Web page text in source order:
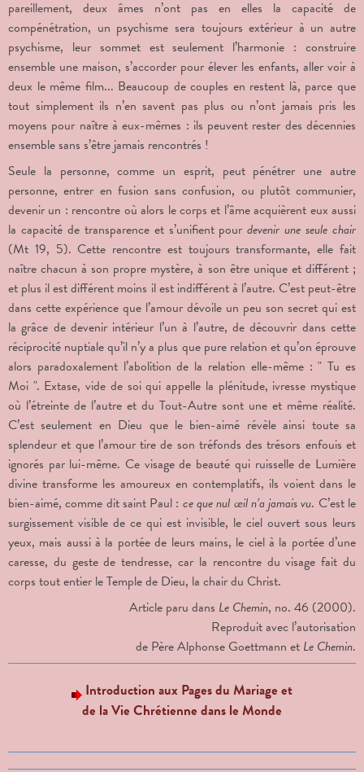
pareillement, deux âmes n’ont pas en elles la capacité de
compénétration, un psychisme sera toujours extérieur à un autre
psychisme, leur sommet est seulement l’harmonie : construire
ensemble une maison, s’accorder pour élever les enfants, aller voir à
deux le même film... Beaucoup de couples en restent là, parce que
tout simplement ils n’en savent pas plus ou n’ont jamais pris les
moyens pour naître à eux-mêmes : ils peuvent rester des décennies
ensemble sans s’être jamais rencontrés !
Seule la personne, comme un esprit, peut pénétrer une autre
personne, entrer en fusion sans confusion, ou plutôt communier,
devenir un : rencontre où alors le corps et l’âme acquièrent eux aussi
la capacité de transparence et s’unifient pourdevenir une seule chair
(Mt 19, 5). Cette rencontre est toujours transformante, elle fait
naître chacun à son propre mystère, à son être unique et différent ;
et plus il est différent moins il est indifférent à l’autre. C’est peut-être
dans cette expérience que l’amour dévoile un peu son secret qui est
la grâce de devenir intérieur l’un à l’autre, de découvrir dans cette
réciprocité nuptiale qu’il n’y a plus que pure relation et qu’on éprouve
alors paradoxalement l’abolition de la relation elle-même : " Tu es
Moi ". Extase, vide de soi qui appelle la plénitude, ivresse mystique
où l’étreinte de l’autre et du Tout-Autre sont une et même réalité.
C’est seulement en Dieu que le bien-aimé révèle ainsi toute sa
splendeur et que l’amour tire de son tréfonds des trésors enfouis et
ignorés par lui-même. Ce visage de beauté qui ruisselle de Lumière
divine transforme les amoureux en contemplatifs, ils voient dans le
bien-aimé, comme dit saint Paul : ce que nul œil n’a jamais vu. C’est le
surgissement visible de ce qui est invisible, le ciel ouvert sous leurs
yeux, mais aussi à la portée de leurs mains, le ciel à la portée d’une
caresse, du geste de tendresse, car la rencontre du visage fait du
corps tout entier le Temple de Dieu, la chair du Christ.
Article paru dans Le Chemin, no. 46 (2000).
Reproduit avec l’autorisation
de Père Alphonse Goettmann et Le Chemin.
Introduction aux Pages du Mariage et
de la Vie Chrétienne dans le Monde